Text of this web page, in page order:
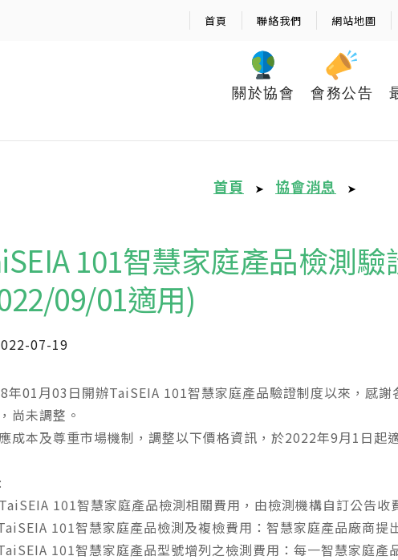
首頁 聯絡我們 網站地圖
關於協會 會務公告
首頁 ➤ 協會消息 ➤
101智慧家庭產品檢測
09/01適用)
07-19
年01月03日開辦TaiSEIA 101智慧家庭產品驗證制度以來，感
尚未調整。
成本及尊重市場機制，調整以下價格資訊，於2022年9月1日起
101智慧家庭產品檢測相關費用，由檢測機構自訂公告收
101智慧家庭產品檢測及複檢費用：智慧家庭產品廠商提
101智慧家庭產品型號增列之檢測費用：每一智慧家庭